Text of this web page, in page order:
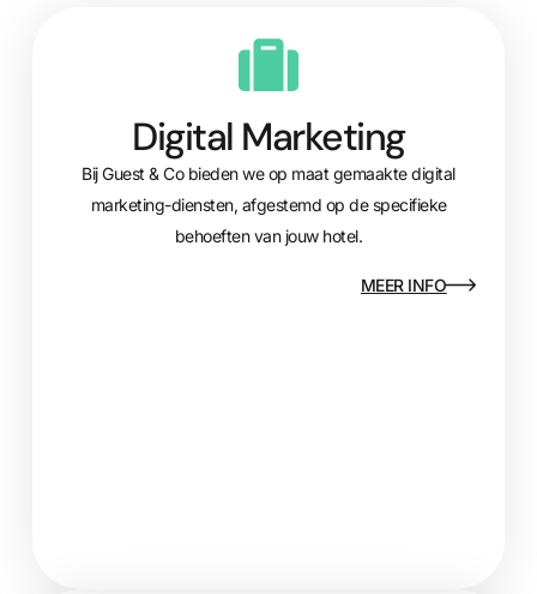
Digital Marketing
Bij Guest & Co bieden we op maat gemaakte digital
marketing-diensten, afgestemd op de specifieke
behoeften van jouw hotel.
MEER INFO